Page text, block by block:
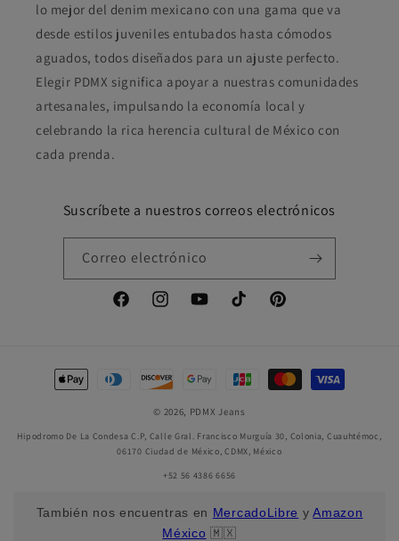
lo mejor del denim mexicano con una gama que va
desde estilos juveniles entubados hasta cómodos
aguados, todos diseñados para un ajuste perfecto.
Elegir PDMX significa apoyar a nuestras comunidades
artesanales, impulsando la economía local y
celebrando la rica herencia cultural de México con
cada prenda.
Suscríbete a nuestros correos electrónicos
Correo electrónico
FacebookInstagramYouTubeTikTok Pinterest
Formas
de
© 2026, PDMX Jeans
Hipodromo De La Condesa C.P, Calle Gral. Francisco Murguía 30, Colonia, Cuauhtémoc,
06170 Ciudad de México, CDMX, México
+52 56 4386 6656
También nos encuentras en MercadoLibre yAmazon
México 🇲🇽